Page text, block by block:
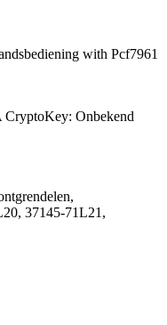
with Pcf7961
CryptoKey: Onbekend
37145-71L21,